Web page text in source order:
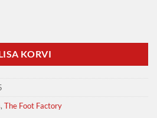
KORVI
, The Foot Factory